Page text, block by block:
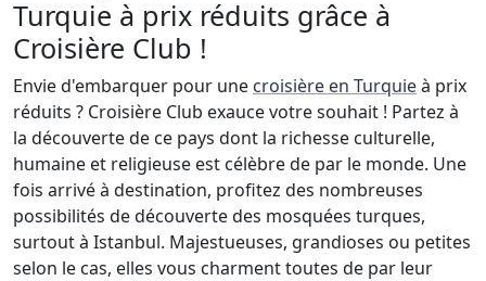
Turquie à prix réduits grâce à
Croisière Club !
Envie d'embarquer pour une croisière en Turquieà prix
réduits ? Croisière Club exauce votre souhait ! Partez à
la découverte de ce pays dont la richesse culturelle,
humaine et religieuse est célèbre de par le monde. Une
fois arrivé à destination, profitez des nombreuses
possibilités de découverte des mosquées turques,
surtout à Istanbul. Majestueuses, grandioses ou petites
selon le cas, elles vous charment toutes de par leur